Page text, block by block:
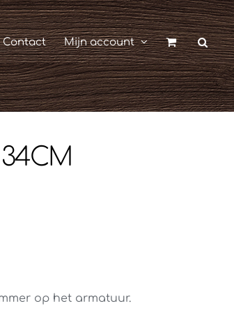
Contact Mijn account
op het armatuur.